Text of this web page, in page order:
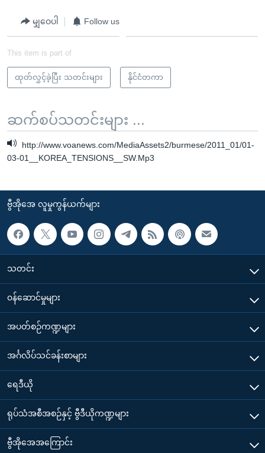
မျှဝေပါ Follow us
This item is part of
ထုတ်လွှင့်ခဲ့ပြီး သတင်းများ နိုင်ငံတကာ
ဆက်စပ်သတင်းများ ...
http://www.voanews.com/MediaAssets2/burmese/2011_01/01-
03-01__KOREA_TENSIONS__SW.Mp3
ဗွီအိုအေ လူမှုကွန်ယက်များ
သတင်း
၀န်ဆောင်မှုများ
အပတ်စဉ်ကဏ္ဍများ
အင်္ဂလိပ်သင်ခန်းစာများ
ရေဒီယို
ရုပ်သံအစီအစဉ်နှင့် ဗွီဒီယိုကဏ္ဍများ
ဗွီအိုအေအကြောင်း